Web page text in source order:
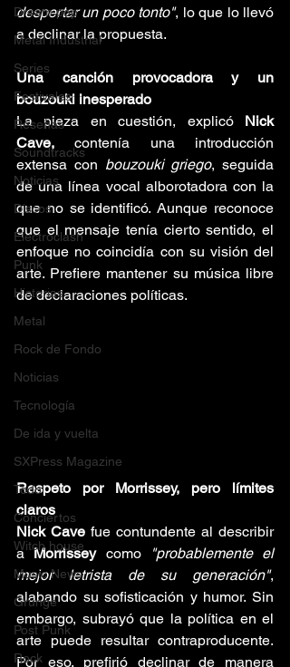
Dream pop
Metal Industrial
Series
Festivales
Reseñas
Soundtracks
Noticias
Discos
Electroclash
Punk
Historias
Metal
Rock de Fondo
Noticias
Tecnología
De ida y vuelta
SXPress Magazine
Todo
Conciertos
Witch house
Music News
Grunge
Post Punk
Rock
despertar un poco tonto", lo que lo llevó
a declinar la propuesta.
Una canción provocadora y un
bouzouki inesperado
La pieza en cuestión, explicó Nick
Cave, contenía una introducción
extensa con bouzouki griego, seguida
de una línea vocal alborotadora con la
que no se identificó. Aunque reconoce
que el mensaje tenía cierto sentido, el
enfoque no coincidía con su visión del
arte. Prefiere mantener su música libre
de declaraciones políticas.
Respeto por Morrissey, pero límites
claros
Nick Cave fue contundente al describir
a Morrissey como
"probablemente el
mejor letrista de su generación",
alabando su sofisticación y humor. Sin
embargo, subrayó que la política en el
arte puede resultar contraproducente.
Por eso, prefirió declinar de manera